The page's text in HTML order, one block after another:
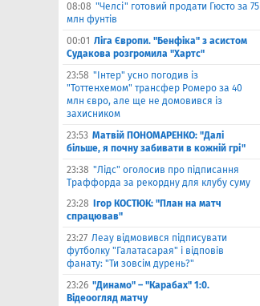
08:08 "Челсі" готовий продати Гюсто за 75
млн фунтів
00:01 Ліга Європи. "Бенфіка" з асистом
Судакова розгромила "Хартс"
23:58 "Інтер" усно погодив із
"Тоттенхемом" трансфер Ромеро за 40
млн євро, але ще не домовився із
захисником
23:53 Матвiй ПОНОМАРЕНКО: "Далі
більше, я почну забивати в кожній грі"
23:38 "Лідс" оголосив про підписання
Траффорда за рекордну для клубу суму
23:28
Ігор КОСТЮК: "План на матч
спрацював"
23:27 Леау відмовився підписувати
футболку "Галатасарая" і відповів
фанату: "Ти зовсім дурень?"
23:26 "Динамо" – "Карабах" 1:0.
Відеоогляд матчу